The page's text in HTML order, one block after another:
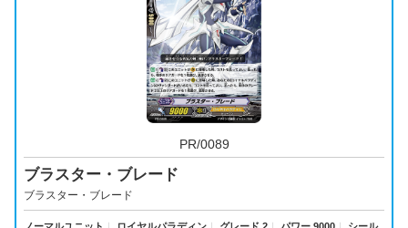
PR/0089
ブラスター・ブレード
ブラスター・ブレード
ノーマルユニット ｜ ロイヤルパラディン ｜ グレード 2 ｜ パワー 9000 ｜
シール